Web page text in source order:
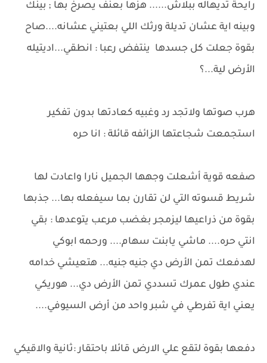
رايحة تديهاله ببلاش...... هزها بعنف يصرخ بها ; بينك
وبينه اية عشان تديلة ورثك اللي بعتيني عشانه....صاح
بقوة جعلت كل جسدها ينتفض رعبا : انطقي...اديتيله
الأرض لية...؟
هرب صوتها ولاتجد رد وغبيه كعادتها بدون تفكير
استجمعت شجاعتها الزائفه قائلة : انا حره
صفعه قوية أشعلت وجهها الجميل نارا واعادت لها
شريط قسوته التي لن تقارن بما سيفعله بها... جذبها
بقوة من ذراعيها ليزمجر بغضب مرعب يتوعدها : بقي
انتي حره.... ماشي يابنت سهام.... ورحمه ابوكي
لهدفعك تمن الأرض دي جنيه جنيه... هتعيشي خدامه
عندي طول عمرك تسددي تمن الأرض دي... هوريكي
يعني اية تفرطي في شبر واحد من أرض السيوفي....
دفعها بقوة لتقع علي الارض قائلا باحتقار :ثانية والاقيكي